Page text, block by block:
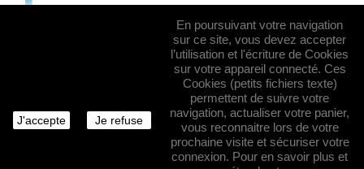
J'accepte Je refuse
En poursuivant votre navigation
sur ce site, vous devez accepter
l’utilisation et l'écriture de Cookies
sur votre appareil connecté. Ces
Cookies (petits fichiers texte)
permettent de suivre votre
navigation, actualiser votre panier,
vous reconnaitre lors de votre
prochaine visite et sécuriser votre
connexion. Pour en savoir plus et